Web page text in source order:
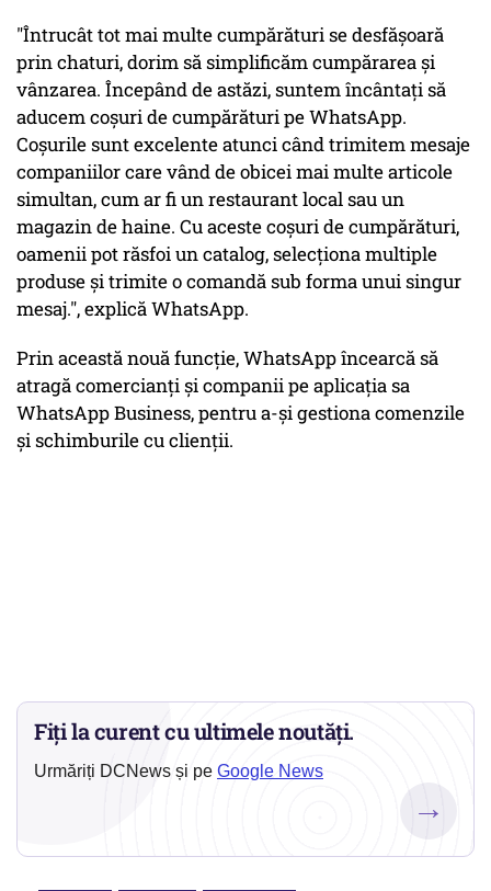
"Întrucât tot mai multe cumpărături se desfășoară
prin chaturi, dorim să simplificăm cumpărarea și
vânzarea. Începând de astăzi, suntem încântați să
aducem coșuri de cumpărături pe WhatsApp.
Coșurile sunt excelente atunci când trimitem mesaje
companiilor care vând de obicei mai multe articole
simultan, cum ar fi un restaurant local sau un
magazin de haine. Cu aceste coşuri de cumpărături,
oamenii pot răsfoi un catalog, selecţiona multiple
produse şi trimite o comandă sub forma unui singur
mesaj.", explică WhatsApp.
Prin această nouă funcţie, WhatsApp încearcă să
atragă comercianţi şi companii pe aplicaţia sa
WhatsApp Business, pentru a-şi gestiona comenzile
şi schimburile cu clienţii.
Fiți la curent cu ultimele noutăți.
Urmăriți DCNews și pe Google News
→